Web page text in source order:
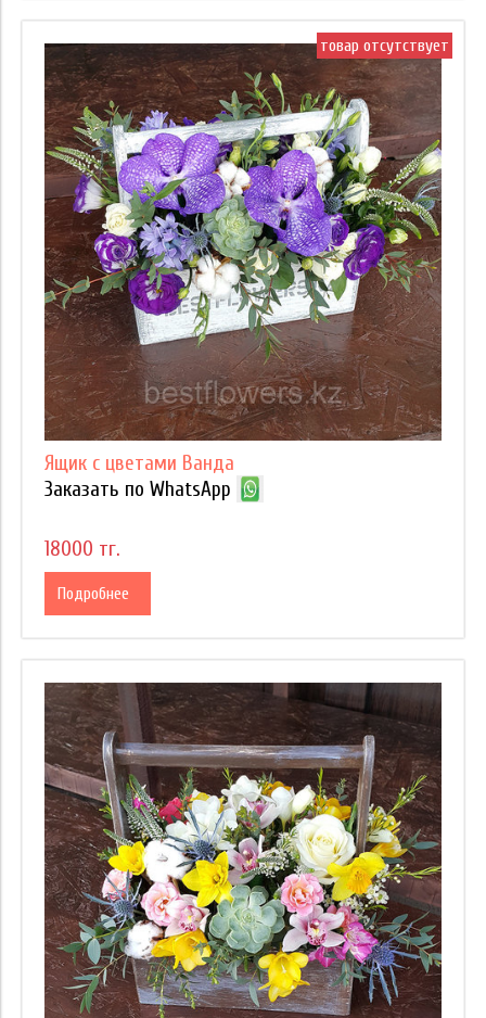
товар отсутствует
Ящик с цветами Ванда
Заказать по WhatsApp
18000 тг.
Подробнее